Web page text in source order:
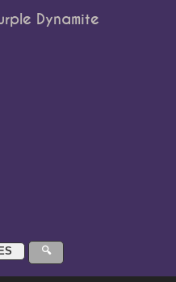
Dynamite